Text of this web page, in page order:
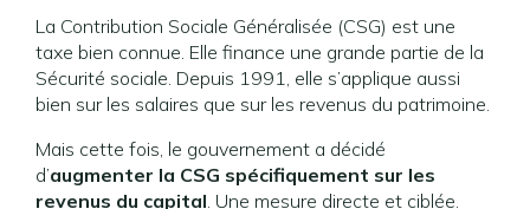
La Contribution Sociale Généralisée (CSG) est une
taxe bien connue. Elle finance une grande partie de la
Sécurité sociale. Depuis 1991, elle s’applique aussi
bien sur les salaires que sur les revenus du patrimoine.
Mais cette fois, le gouvernement a décidé
d’augmenter la CSG spécifiquement sur les
revenus du capital. Une mesure directe et ciblée.